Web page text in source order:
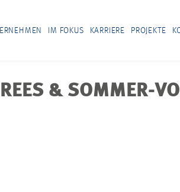
IM FOKUS KARRIERE PROJEKTE
& SOMMER-